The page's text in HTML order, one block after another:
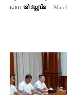
ដោយ នៅ វណ្ណារិន -